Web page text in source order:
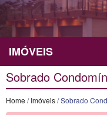
IMÓVEIS
Sobrado
Home /Imóveis/ Sobrado